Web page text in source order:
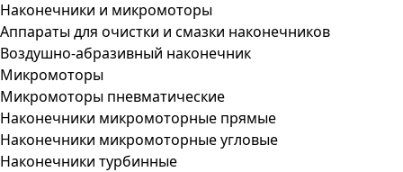
Наконечники и микромоторы
Аппараты для очистки и смазки наконечников
Воздушно-абразивный наконечник
Микромоторы
Микромоторы пневматические
Наконечники микромоторные прямые
Наконечники микромоторные угловые
Наконечники турбинные